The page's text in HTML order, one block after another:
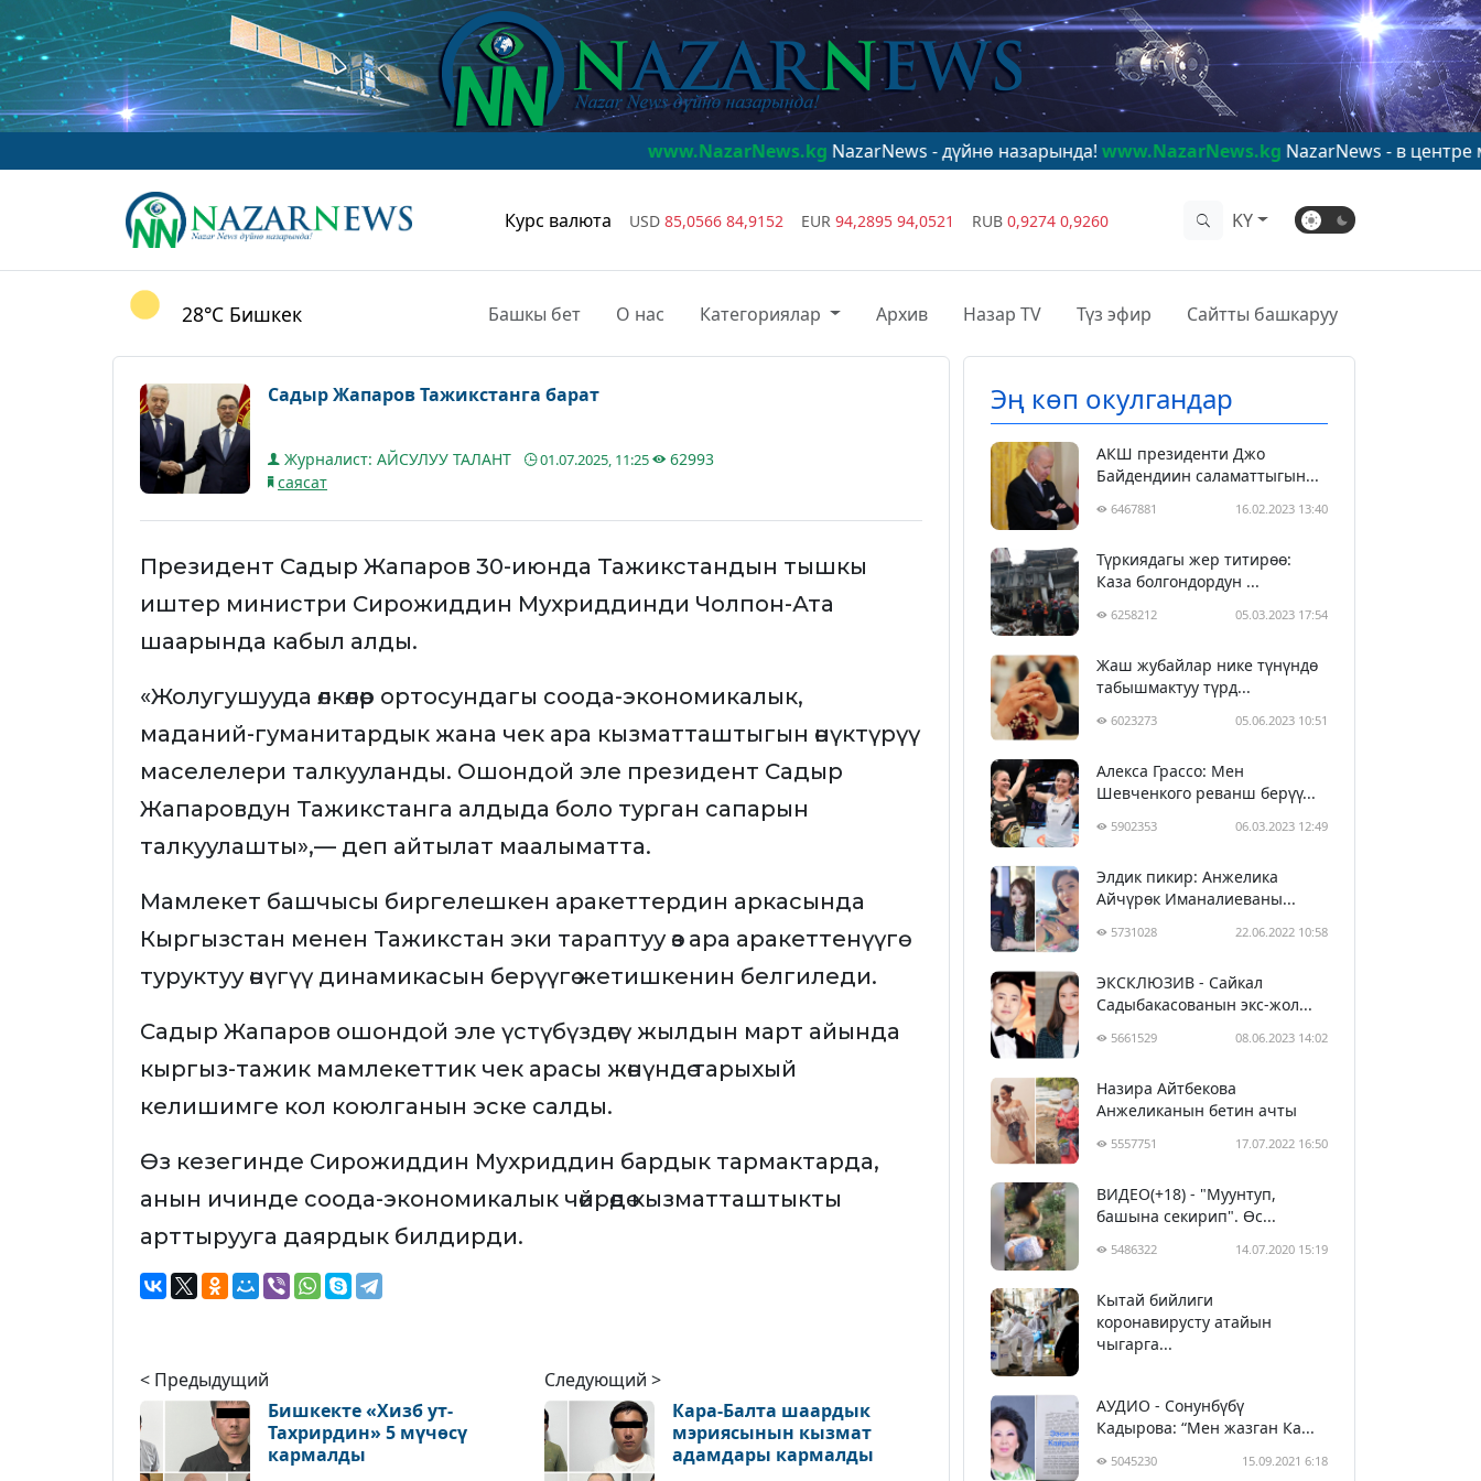
www.NazarNews.kgNazarNews - дүйнө назарында!www.NazarNews.kgNazarNews - в центре мирового
Курс валюта USD 85,0566 84,9152 EUR 94,2895 94,0521 RUB 0,9274 0,9260 KY
28°C Бишкек Башкы бет О нас Категориялар Архив Назар TV Түз эфир Сайтты башкаруу
Садыр Жапаров Тажикстанга барат
Журналист: АЙСУЛУУ ТАЛАНТ 01.07.2025, 11:25
62993
саясат
Президент Садыр Жапаров 30-июнда Тажикстандын тышкы
иштер министри Сирожиддин Мухриддинди Чолпон-Ата
шаарында кабыл алды.
«Жолугушууда өлкөлөр ортосундагы соода-экономикалык,
маданий-гуманитардык жана чек ара кызматташтыгын өнүктүрүү
маселелери талкууланды. Ошондой эле президент Садыр
Жапаровдун Тажикстанга алдыда боло турган сапарын
талкуулашты»,— деп айтылат маалыматта.
Мамлекет башчысы биргелешкен аракеттердин аркасында
Кыргызстан менен Тажикстан эки тараптуу өз ара аракеттенүүгө
туруктуу өнүгүү динамикасын берүүгө жетишкенин белгиледи.
Садыр Жапаров ошондой эле үстүбүздөгү жылдын март айында
кыргыз-тажик мамлекеттик чек арасы жөнүндө тарыхый
келишимге кол коюлганын эске салды.
Өз кезегинде Сирожиддин Мухриддин бардык тармактарда,
анын ичинде соода-экономикалык чөйрөдө кызматташтыкты
арттырууга даярдык билдирди.
< Предыдущий
Бишкекте «Хизб ут-
Тахрирдин» 5 мүчөсү
кармалды
Следующий >
Кара-Балта шаардык
мэриясынын кызмат
адамдары кармалды
Эң көп окулгандар
АКШ президенти Джо
Байдендиин саламаттыгын...
6467881 16.02.2023 13:40
Түркиядагы жер титирөө:
Каза болгондордун ...
6258212 05.03.2023 17:54
Жаш жубайлар нике түнүндө
табышмактуу түрд...
6023273 05.06.2023 10:51
Алекса Грассо: Мен
Шевченкого реванш берүү...
5902353 06.03.2023 12:49
Элдик пикир: Анжелика
Айчүрөк Иманалиеваны...
5731028 22.06.2022 10:58
ЭКСКЛЮЗИВ - Сайкал
Садыбакасованын экс-жол...
5661529 08.06.2023 14:02
Назира Айтбекова
Анжеликанын бетин ачты
5557751 17.07.2022 16:50
ВИДЕО(+18) - "Муунтуп,
башына секирип". Өс...
5486322 14.07.2020 15:19
Кытай бийлиги
коронавирусту атайын
чыгарга...
АУДИО - Сонунбүбү
Кадырова: “Мен жазган Ка...
5045230 15.09.2021 6:18